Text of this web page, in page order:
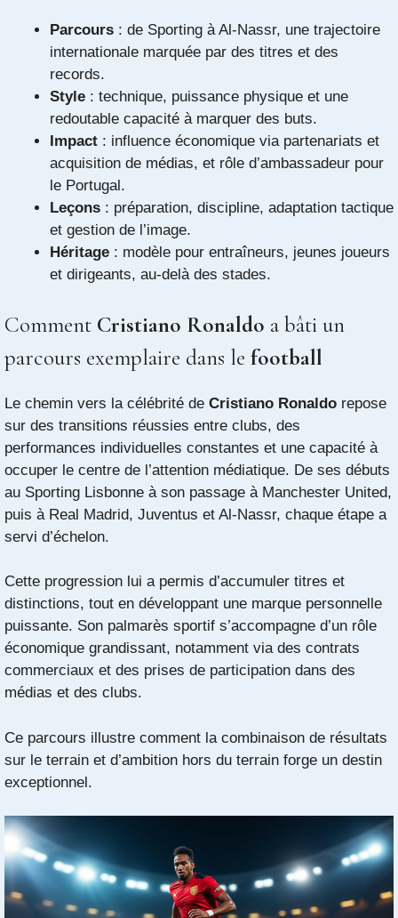
Parcours : de Sporting à Al-Nassr, une trajectoire
internationale marquée par des titres et des
records.
Style : technique, puissance physique et une
redoutable capacité à marquer des buts.
Impact : influence économique via partenariats et
acquisition de médias, et rôle d’ambassadeur pour
le Portugal.
Leçons : préparation, discipline, adaptation tactique
et gestion de l’image.
Héritage : modèle pour entraîneurs, jeunes joueurs
et dirigeants, au-delà des stades.
Comment Cristiano Ronaldo a bâti un
parcours exemplaire dans le football
Le chemin vers la célébrité de Cristiano Ronaldo repose
sur des transitions réussies entre clubs, des
performances individuelles constantes et une capacité à
occuper le centre de l’attention médiatique. De ses débuts
au Sporting Lisbonne à son passage à Manchester United,
puis à Real Madrid, Juventus et Al-Nassr, chaque étape a
servi d’échelon.
Cette progression lui a permis d’accumuler titres et
distinctions, tout en développant une marque personnelle
puissante. Son palmarès sportif s’accompagne d’un rôle
économique grandissant, notamment via des contrats
commerciaux et des prises de participation dans des
médias et des clubs.
Ce parcours illustre comment la combinaison de résultats
sur le terrain et d’ambition hors du terrain forge un destin
exceptionnel.